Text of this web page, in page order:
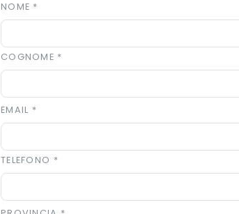
NOME *
COGNOME *
EMAIL *
TELEFONO *